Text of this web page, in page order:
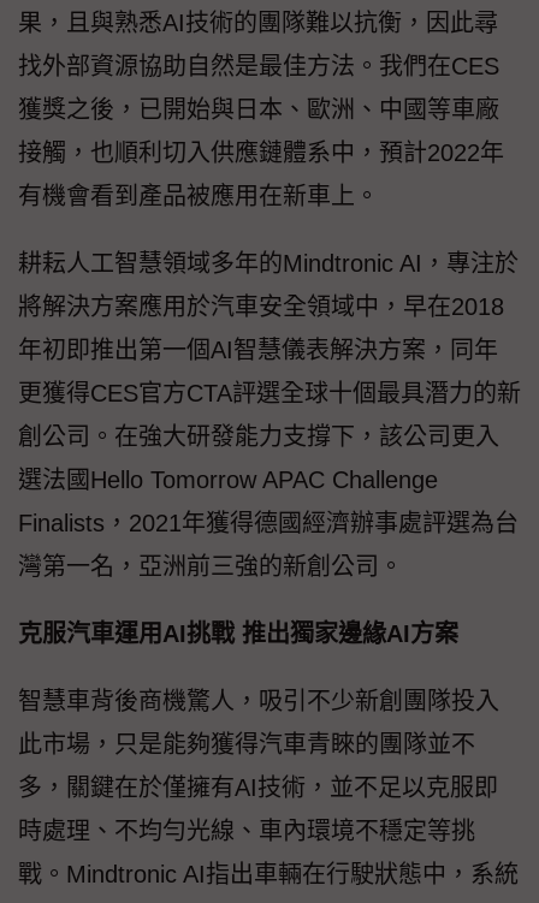
果，且與熟悉AI技術的團隊難以抗衡，因此尋
找外部資源協助自然是最佳方法。我們在CES
獲獎之後，已開始與日本、歐洲、中國等車廠
接觸，也順利切入供應鏈體系中，預計2022年
有機會看到產品被應用在新車上。
耕耘人工智慧領域多年的Mindtronic AI，專注於
將解決方案應用於汽車安全領域中，早在2018
年初即推出第一個AI智慧儀表解決方案，同年
更獲得CES官方CTA評選全球十個最具潛力的新
創公司。在強大研發能力支撐下，該公司更入
選法國Hello Tomorrow APAC Challenge
Finalists，2021年獲得德國經濟辦事處評選為台
灣第一名，亞洲前三強的新創公司。
克服汽車運用AI挑戰 推出獨家邊緣AI方案
智慧車背後商機驚人，吸引不少新創團隊投入
此市場，只是能夠獲得汽車青睞的團隊並不
多，關鍵在於僅擁有AI技術，並不足以克服即
時處理、不均勻光線、車內環境不穩定等挑
戰。Mindtronic AI指出車輛在行駛狀態中，系統